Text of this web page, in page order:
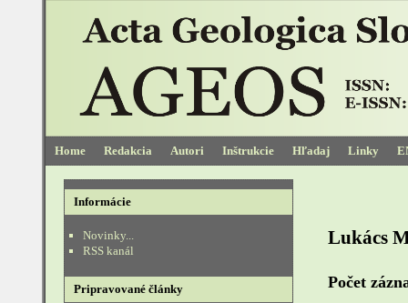
Home Redakcia Autori Inštrukcie Hľadaj Linky
Lukács
Počet
Informácie
Novinky...
RSS kanál
Pripravované články